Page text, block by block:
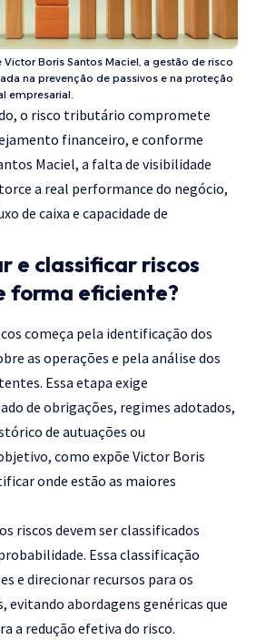
Boris Santos Maciel, a gestão de risco
na prevenção de passivos e na proteção
empresarial.
o risco tributário compromete
financeiro, e conforme
Maciel, a falta de visibilidade
a real performance do negócio,
de caixa e capacidade de
e classificar riscos
forma eficiente?
começa pela identificação dos
as operações e pela análise dos
Essa etapa exige
de obrigações, regimes adotados,
de autuações ou
como expõe Victor Boris
onde estão as maiores
riscos devem ser classificados
Essa classificação
e direcionar recursos para os
evitando abordagens genéricas que
a redução efetiva do risco.